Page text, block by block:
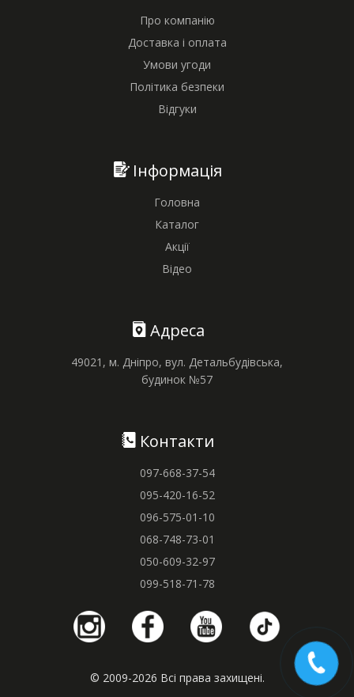
Про компанію
Доставка і оплата
Умови угоди
Політика безпеки
Відгуки
Інформація
Головна
Каталог
Акції
Відео
Адреса
49021, м. Дніпро, вул. Детальбудівська,
будинок №57
Контакти
097-668-37-54
095-420-16-52
096-575-01-10
068-748-73-01
050-609-32-97
099-518-71-78
© 2009-2026 Всі права захищені.